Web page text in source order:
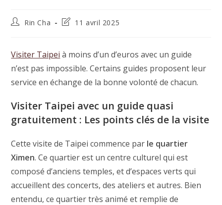
Auteur/autrice
publication :
Rin Cha
Dernière
la
publication :
11 avril 2025
Visiter Taipei à moins d’un d’euros avec un guide
n’est pas impossible. Certains guides proposent leur
service en échange de la bonne volonté de chacun.
Visiter Taipei avec un guide quasi
gratuitement : Les points clés de la visite
Cette visite de Taipei commence par le quartier
Ximen. Ce quartier est un centre culturel qui est
composé d’anciens temples, et d’espaces verts qui
accueillent des concerts, des ateliers et autres. Bien
entendu, ce quartier très animé et remplie de